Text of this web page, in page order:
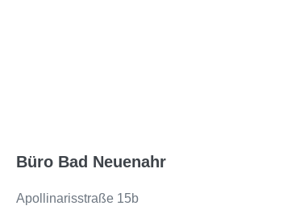
Büro Bad Neuenahr
Apollinarisstraße 15b